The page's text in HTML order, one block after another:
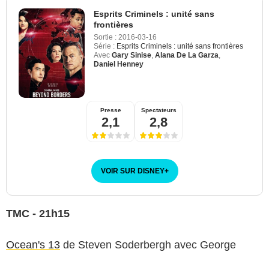
Esprits Criminels : unité sans
frontières
Sortie : 2016-03-16
Série : Esprits Criminels : unité sans frontières
Avec Gary Sinise, Alana De La Garza,
Daniel Henney
Presse
2,1
Spectateurs
2,8
VOIR SUR DISNEY+
TMC - 21h15
Ocean's 13 de Steven Soderbergh avec George